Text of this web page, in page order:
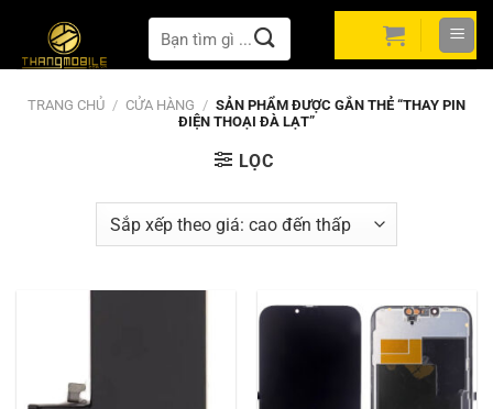
nội
dung
Tìm
kiếm:
TRANG CHỦ / CỬA HÀNG / SẢN PHẨM ĐƯỢC GẮN THẺ “THAY PIN
ĐIỆN THOẠI ĐÀ LẠT”
LỌC